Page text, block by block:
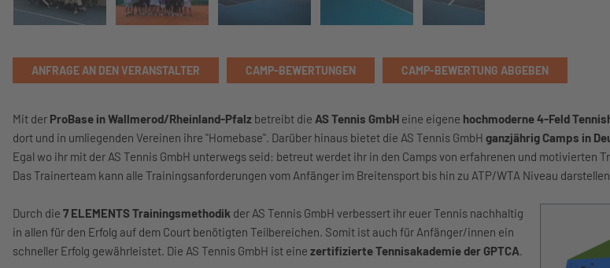
ANFRAGE AN DEN VERANSTALTER CAMP-BEWERTUNGEN CAMP-BEWERTUNG ABGEBEN
Mit der ProBase in Wallmerod/Rheinland-Pfalz betreibt die AS Tennis GmbH eine eigene hochmoderne 4-Feld
dort und in umliegenden Vereinen ihre "Homebase". Darüber hinaus bietet die AS Tennis GmbH ganzjährig Camps in
Egal wo ihr mit der AS Tennis GmbH unterwegs seid: betreut werdet ihr in den Camps von erfahrenen und motivierten
Das Trainerteam kann alle Trainingsanforderungen vom Anfänger im Breitensport bis hin zu ATP/WTA Niveau
Durch die 7 ELEMENTS Trainingsmethodik der AS Tennis GmbH verbessert ihr euer Tennis nachhaltig
in allen für den Erfolg auf dem Court benötigten Teilbereichen. Somit ist auch für Anfänger/innen ein
schneller Erfolg gewährleistet. Die AS Tennis GmbH ist eine zertifizierte Tennisakademie der GPTCA.